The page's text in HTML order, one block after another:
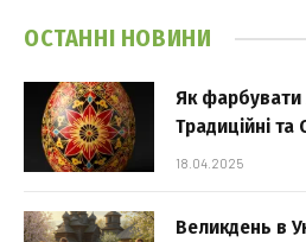
ОСТАННІ НОВИНИ
Як фарбувати
Традиційні та
18.04.2025
Великдень в